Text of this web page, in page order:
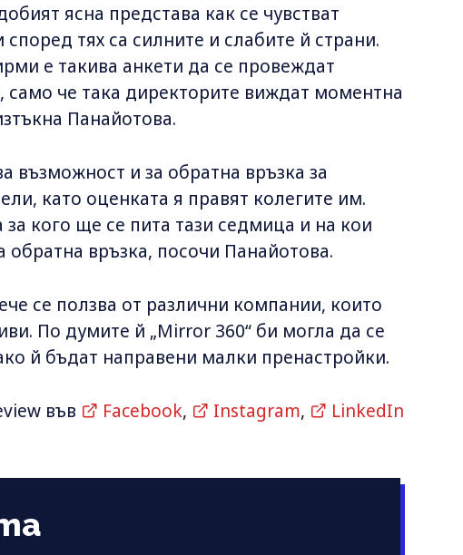
ясна представа как се чувстват
тях са силните и слабите й страни.
е такива анкети да се провеждат
че така директорите виждат моментна
Панайотова.
възможност и за обратна връзка за
като оценката я правят колегите им.
кого ще се пита тази седмица и на кои
връзка, посочи Панайотова.
се ползва от различни компании, които
По думите й „Mirror 360“ би могла да се
й бъдат направени малки пренастройки.
във Facebook, Instagram,
LinkedIn